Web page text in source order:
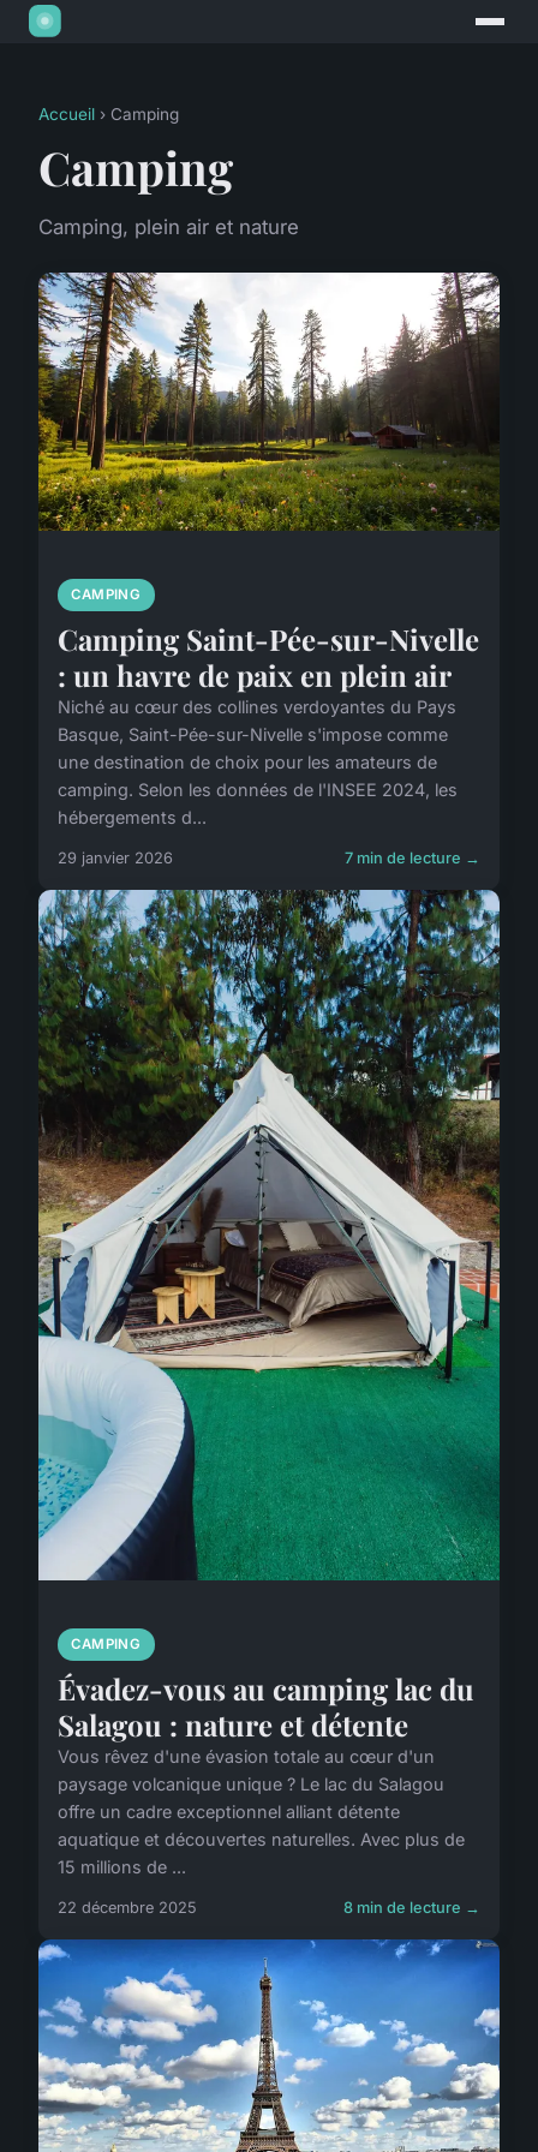
Accueil › Camping
Camping
Camping, plein air et nature
CAMPING
Camping Saint-Pée-sur-Nivelle
: un havre de paix en plein air
Niché au cœur des collines verdoyantes du Pays
Basque, Saint-Pée-sur-Nivelle s'impose comme
une destination de choix pour les amateurs de
camping. Selon les données de l'INSEE 2024, les
hébergements d...
29 janvier 2026 7 min de lecture →
CAMPING
Évadez-vous au camping lac du
Salagou : nature et détente
Vous rêvez d'une évasion totale au cœur d'un
paysage volcanique unique ? Le lac du Salagou
offre un cadre exceptionnel alliant détente
aquatique et découvertes naturelles. Avec plus de
15 millions de ...
22 décembre 2025 8 min de lecture →